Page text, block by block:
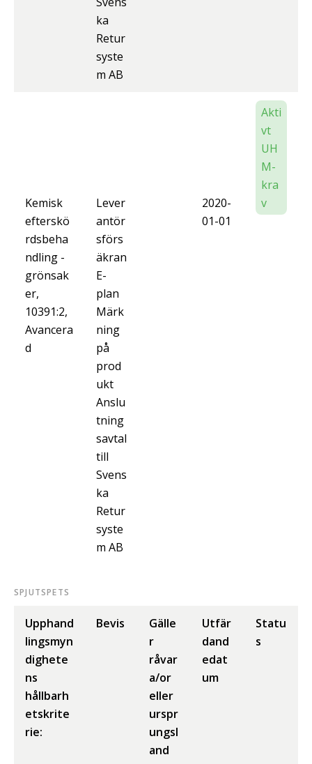
ka
Retur
syste
m AB
Kemisk
efterskö
rdsbeha
ndling -
grönsak
er,
10391:2,
Avancera
d
Lever
antör
sförs
äkran
E-
plan
Märk
ning
på
prod
ukt
Anslu
tning
savtal
till
Svens
ka
Retur
syste
m AB
2020-
01-01
Akti
vt
UH
M-
kra
v
SPJUTSPETS
Upphand
lingsmyn
dighete
ns
hållbarh
etskrite
rie:
Bevis
Gälle
r
råvar
a/or
eller
urspr
ungsl
and
Utfär
dand
edat
um
Statu
s